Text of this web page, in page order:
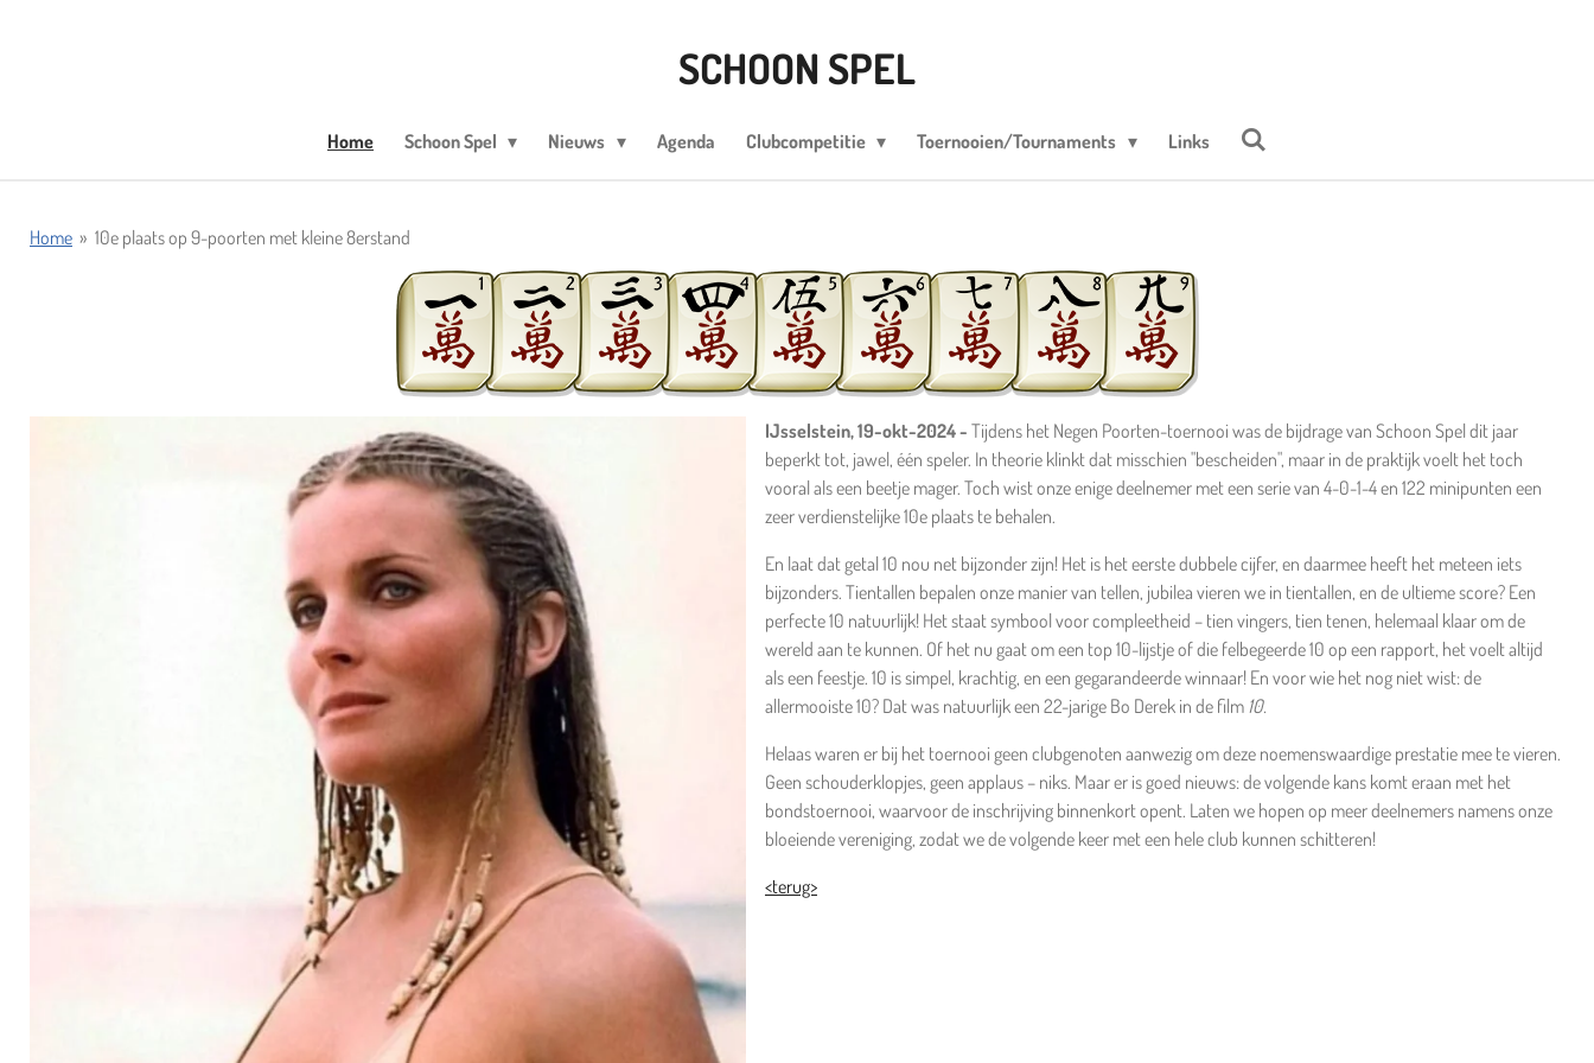
SCHOON SPEL
Home Schoon Spel Nieuws Agenda Clubcompetitie Toernooien/Tournaments Links
Home » 10e plaats op 9-poorten met kleine 8erstand
IJsselstein, 19-okt-2024 - Tijdens het Negen Poorten-toernooi was de bijdrage van Schoon Spel dit jaar
beperkt tot, jawel, één speler. In theorie klinkt dat misschien "bescheiden", maar in de praktijk voelt het toch
vooral als een beetje mager. Toch wist onze enige deelnemer met een serie van 4-0-1-4 en 122 minipunten een
zeer verdienstelijke 10e plaats te behalen.
En laat dat getal 10 nou net bijzonder zijn! Het is het eerste dubbele cijfer, en daarmee heeft het meteen iets
bijzonders. Tientallen bepalen onze manier van tellen, jubilea vieren we in tientallen, en de ultieme score? Een
perfecte 10 natuurlijk! Het staat symbool voor compleetheid – tien vingers, tien tenen, helemaal klaar om de
wereld aan te kunnen. Of het nu gaat om een top 10-lijstje of die felbegeerde 10 op een rapport, het voelt altijd
als een feestje. 10 is simpel, krachtig, en een gegarandeerde winnaar! En voor wie het nog niet wist: de
allermooiste 10? Dat was natuurlijk een 22-jarige Bo Derek in de film 10.
Helaas waren er bij het toernooi geen clubgenoten aanwezig om deze noemenswaardige prestatie mee te vieren.
Geen schouderklopjes, geen applaus – niks. Maar er is goed nieuws: de volgende kans komt eraan met het
bondstoernooi, waarvoor de inschrijving binnenkort opent. Laten we hopen op meer deelnemers namens onze
bloeiende vereniging, zodat we de volgende keer met een hele club kunnen schitteren!
<terug>